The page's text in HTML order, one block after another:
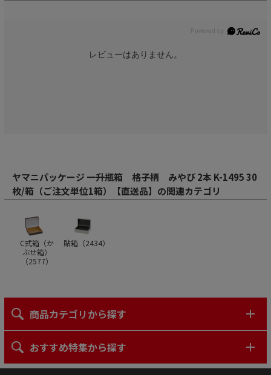
レビューはありません。
ヤマニパッケージ 一升瓶箱 格子柄 みやび 2本 K-1495 30
枚/箱（ご注文単位1箱）【直送品】の関連カテゴリ
C式箱（か
ぶせ箱）
（2577）
貼箱（2434）
商品カテゴリから探す
おすすめ特集から探す